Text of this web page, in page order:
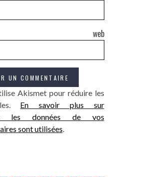
web
Akismet pour réduire les
En savoir plus sur
les données de vos
sont utilisées